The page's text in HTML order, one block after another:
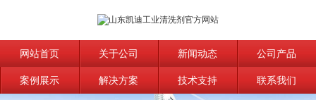
网站首页 关于公司 新闻动态 公司产品
案例展示 解决方案 技术支持 联系我们